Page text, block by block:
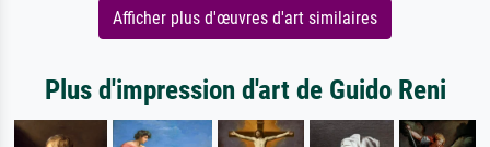
Afficher plus d'œuvres d'art similaires
Plus d'impression d'art de Guido Reni